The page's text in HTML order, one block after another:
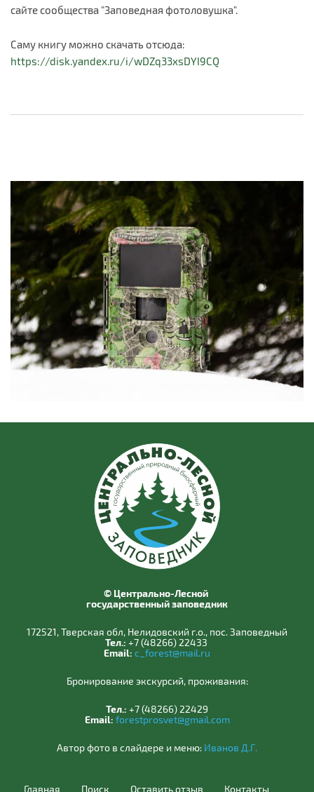
сайте сообщества "Заповедная фотоловушка".
Саму книгу можно скачать отсюда:
https://disk.yandex.ru/i/wDZq33xsDYI9CQ
© Центрально-Лесной
государственный заповедник
172521, Тверская обл, Нелидовский г.о., пос. Заповедный
Тел.: +7 (48266) 22433
Email: c_forest@mail.ru
Бронирование экскурсий, проживания:
Тел.: +7 (48266) 22429
Email: forestprosvet@gmail.com
Автор фото в слайдере и меню: Иванов Д.Г.
Главная Поиск Оставить отзыв Контакты